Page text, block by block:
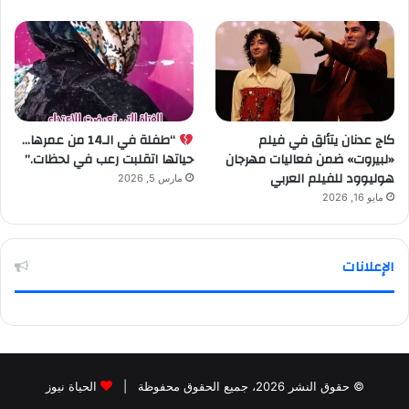
كاج عدنان يتألق في فيلم
«لبيروت» ضمن فعاليات مهرجان
هوليوود للفيلم العربي
مايو 16, 2026
“طفلة في الـ14 من عمرها…
حياتها اتقلبت رعب في لحظات.”
مارس 5, 2026
الإعلانات
© حقوق النشر 2026، جميع الحقوق محفوظة | الحياة نيوز